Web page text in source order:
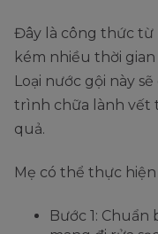
Đây là công thức từ
kém nhiều thời
Loại nước gội này
trình chữa lành vết
quả.
Mẹ có thể thực
Bước 1: